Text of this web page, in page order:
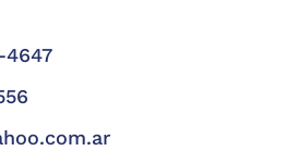
4647